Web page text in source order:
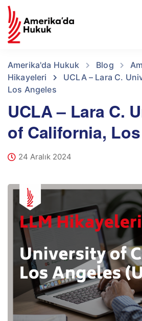
Amerika'da Hukuk Blog
Hikayeleri
UCLA – Lara C.
Los Angeles
UCLA – Lara C.
of California,
24 Aralık 2024